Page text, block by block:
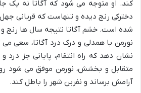
کند. او متوجه می شود که آگاتا نه یک
دخترکی رنج دیده و تنهاست که قربانی
شده است. خشم آگاتا نتیجه سال ها رنج
نورمن با همدلی و درک درد آگاتا، سعی می
نشان دهد که راه انتقام، پایانی جز درد
متقابل و بخشش، نورمن موفق می شود
آرامش برساند و نفرین شهر را باطل کند.